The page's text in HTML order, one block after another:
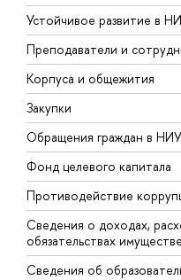
Устойчивое развитие в
Преподаватели и
Корпуса и общежития
Закупки
Обращения граждан в
Фонд целевого капитала
Противодействие
Сведения о доходах,
обязательствах
Сведения об